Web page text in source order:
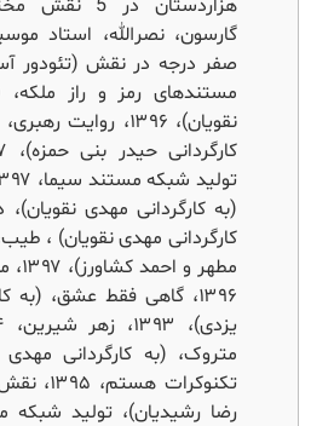
هزاردستان
گارسون، نصرالله، استاد
صفر درجه در نقش
مستندهای رمز و راز ملکه،
کارگردانی مهدی نقویان) ،
۱۳۹۶، گاهی فقط عشق، (به
تکنوکرات